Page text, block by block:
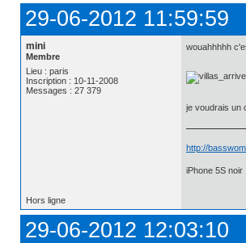
29-06-2012 11:59:59
mini
Membre
Lieu : paris
Inscription : 10-11-2008
Messages : 27 379
wouahhhhh
je voudrais un
http://
iPhone 5S noir
Hors ligne
29-06-2012 12:03:10